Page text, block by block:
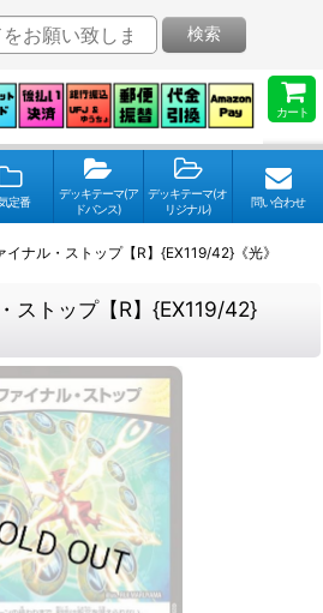
カート
検索
定番
デッキテーマ(ア
ドバンス)
デッキテーマ(オ
リジナル)
問い合わせ
イナル・ストップ【R】{EX119/42}《光》
ストップ【R】{EX119/42}